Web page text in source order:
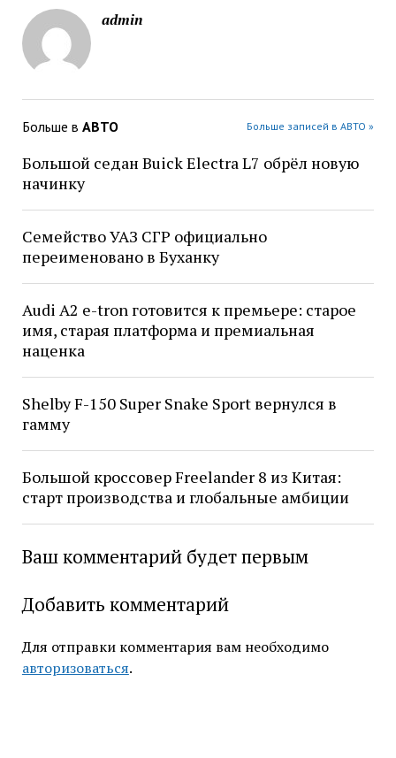
admin
Больше в АВТО Больше записей в АВТО »
Большой седан Buick Electra L7 обрёл новую
начинку
Семейство УАЗ СГР официально
переименовано в Буханку
Audi A2 e-tron готовится к премьере: старое
имя, старая платформа и премиальная
наценка
Shelby F-150 Super Snake Sport вернулся в
гамму
Большой кроссовер Freelander 8 из Китая:
старт производства и глобальные амбиции
Ваш комментарий будет первым
Добавить комментарий
Для отправки комментария вам необходимо
авторизоваться.